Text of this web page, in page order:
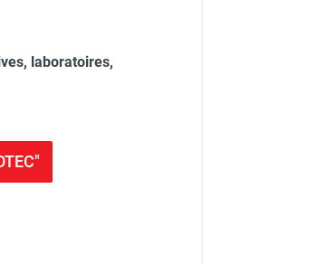
laboratoires,